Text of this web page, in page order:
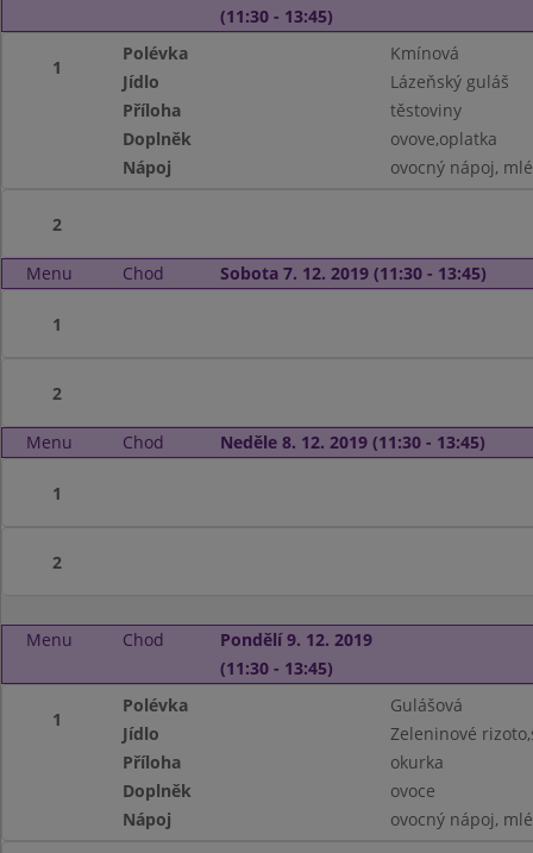
(11:30 - 13:45)
1
Polévka
Kmínová
Jídlo
Lázeňský guláš
Příloha
těstoviny
Doplněk
ovove,oplatka
Nápoj
ovocný nápoj,
2
Menu Chod Sobota 7. 12. 2019 (11:30 - 13:45)
1
2
Menu Chod Neděle 8. 12. 2019 (11:30 - 13:45)
1
2
Menu Chod
Pondělí 9. 12. 2019
(11:30 - 13:45)
1
Polévka
Gulášová
Jídlo
Zeleninové
Příloha
okurka
Doplněk
ovoce
Nápoj
ovocný nápoj,